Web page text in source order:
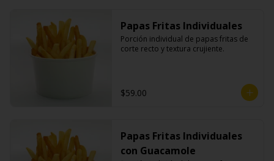
Papas Fritas Individuales
Porción individual de papas fritas de
corte recto y textura crujiente.
$59.00
Papas Fritas Individuales
con Guacamole